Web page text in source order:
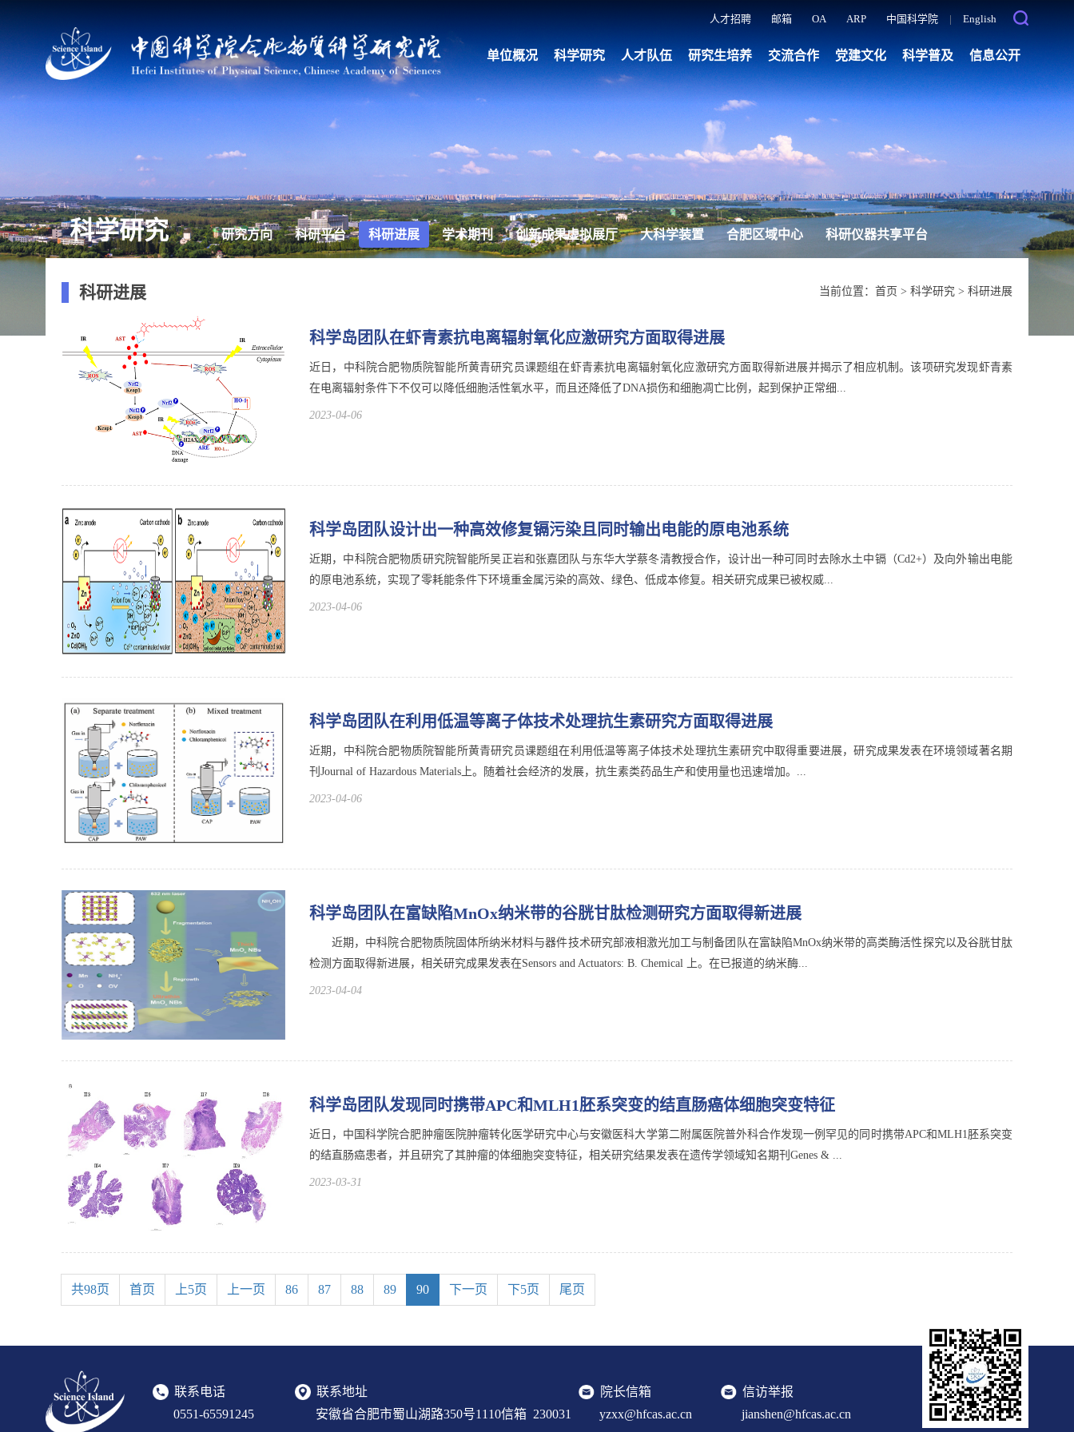
人才招聘 邮箱 OA ARP 中国科学院 | English
单位概况 科学研究 人才队伍 研究生培养 交流合作 党建文化 科学普及 信息公开
科学研究 研究方向 科研平台 科研进展 学术期刊 创新成果虚拟展厅 大科学装置 合肥区域中心 科研仪器共享平台
科研进展 当前位置： 首页 > 科学研究 > 科研进展
科学岛团队在虾青素抗电离辐射氧化应激研究方面取得进展
近日，中科院合肥物质院智能所黄青研究员课题组在虾青素抗电离辐射氧化应激研究方面取得新进展并揭示了相应机制。该项研究发现虾青素
在电离辐射条件下不仅可以降低细胞活性氧水平，而且还降低了DNA损伤和细胞凋亡比例，起到保护正常细...
2023-04-06
科学岛团队设计出一种高效修复镉污染且同时输出电能的原电池系统
近期，中科院合肥物质研究院智能所吴正岩和张嘉团队与东华大学蔡冬清教授合作，设计出一种可同时去除水土中镉（Cd2+）及向外输出电能
的原电池系统，实现了零耗能条件下环境重金属污染的高效、绿色、低成本修复。相关研究成果已被权威...
2023-04-06
科学岛团队在利用低温等离子体技术处理抗生素研究方面取得进展
近期，中科院合肥物质院智能所黄青研究员课题组在利用低温等离子体技术处理抗生素研究中取得重要进展，研究成果发表在环境领域著名期
刊Journal of Hazardous Materials上。随着社会经济的发展，抗生素类药品生产和使用量也迅速增加。...
2023-04-06
科学岛团队在富缺陷MnOx纳米带的谷胱甘肽检测研究方面取得新进展
近期，中科院合肥物质院固体所纳米材料与器件技术研究部液相激光加工与制备团队在富缺陷MnOx纳米带的高类酶活性探究以及谷胱甘肽
检测方面取得新进展，相关研究成果发表在Sensors and Actuators: B. Chemical 上。在已报道的纳米酶...
2023-04-04
科学岛团队发现同时携带APC和MLH1胚系突变的结直肠癌体细胞突变特征
近日，中国科学院合肥肿瘤医院肿瘤转化医学研究中心与安徽医科大学第二附属医院普外科合作发现一例罕见的同时携带APC和MLH1胚系突变
的结直肠癌患者，并且研究了其肿瘤的体细胞突变特征，相关研究结果发表在遗传学领域知名期刊Genes & ...
2023-03-31
共98页 首页 上5页 上一页 86 87 88 89 90 下一页 下5页 尾页
联系电话
0551-65591245
联系地址
安徽省合肥市蜀山湖路350号1110信箱 230031
院长信箱
yzxx@hfcas.ac.cn
信访举报
jianshen@hfcas.ac.cn